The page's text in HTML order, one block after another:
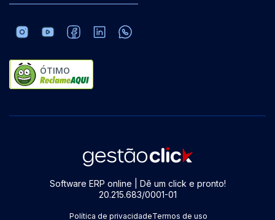
ÓTIMO
Software ERP online | Dê um click e pronto!
20.215.683/0001-01
Política de privacidadeTermos de uso